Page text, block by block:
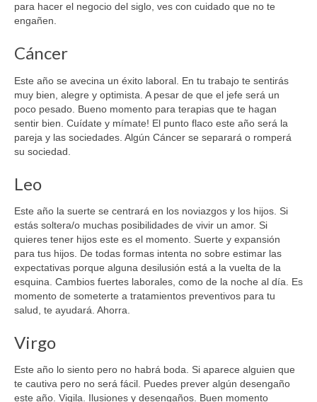
para hacer el negocio del siglo, ves con cuidado que no te
engañen.
Cáncer
Este año se avecina un éxito laboral. En tu trabajo te sentirás
muy bien, alegre y optimista. A pesar de que el jefe será un
poco pesado. Bueno momento para terapias que te hagan
sentir bien. Cuídate y mímate! El punto flaco este año será la
pareja y las sociedades. Algún Cáncer se separará o romperá
su sociedad.
Leo
Este año la suerte se centrará en los noviazgos y los hijos. Si
estás soltera/o muchas posibilidades de vivir un amor. Si
quieres tener hijos este es el momento. Suerte y expansión
para tus hijos. De todas formas intenta no sobre estimar las
expectativas porque alguna desilusión está a la vuelta de la
esquina. Cambios fuertes laborales, como de la noche al día. Es
momento de someterte a tratamientos preventivos para tu
salud, te ayudará. Ahorra.
Virgo
Este año lo siento pero no habrá boda. Si aparece alguien que
te cautiva pero no será fácil. Puedes prever algún desengaño
este año. Vigila. Ilusiones y desengaños. Buen momento